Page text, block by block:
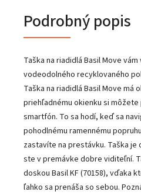
Podrobný popis
Taška na riadidlá Basil Move
vodeodolného recyklovaného
Taška na riadidlá Basil Move má
priehľadnému okienku si
smartfón. To sa hodí, keď sa
pohodlnému ramennému
zastavíte na prestávku. Taška
ste v premávke dobre viditeľní.
doskou Basil KF (70158), vďaka
ľahko sa prenáša so sebou.